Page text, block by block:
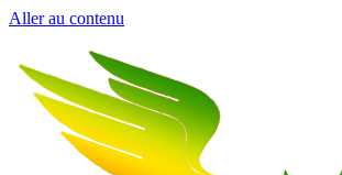
Aller au contenu